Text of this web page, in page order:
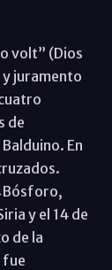
volt” (Dios
juramento
de
En
y el 14 de
de la
fue